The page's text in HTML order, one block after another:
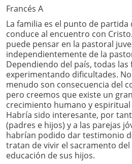
Francés A
La familia es el punto de partida
conduce al encuentro con
puede pensar en la pastoral
independientemente de la
Dependiendo del país, todas las
experimentando dificultades.
menudo son consecuencia del
pero creemos que existe un
crecimiento humano y
Habría sido interesante, por
(padres e hijos) y a las parejas
habrían podido dar testimonio
tratan de vivir el sacramento
educación de sus hijos.